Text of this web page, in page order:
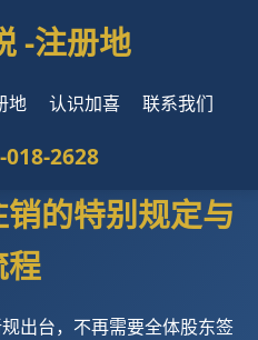
-注册地
地 认识加喜 联系我们
018-2628
的特别规定与
程
出台，不再需要全体股东签